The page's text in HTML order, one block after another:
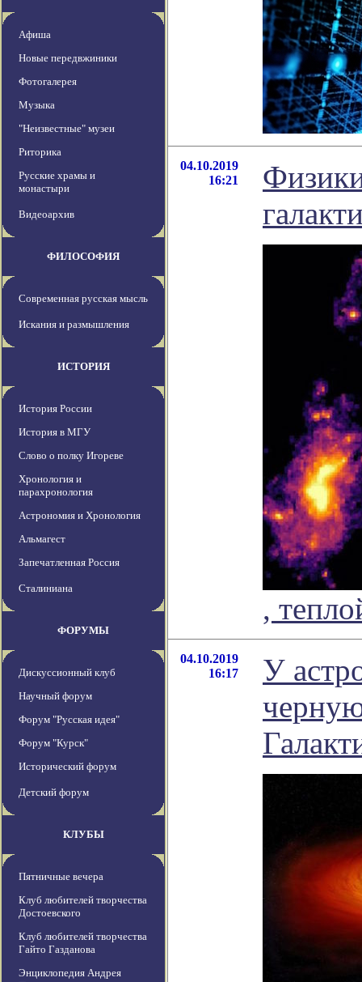
Афиша
Новые передвжиники
Фотогалерея
Музыка
"Неизвестные" музеи
Риторика
Русские храмы и
монастыри
Видеоархив
ФИЛОСОФИЯ
Современная русская мысль
Искания и размышления
ИСТОРИЯ
История России
История в МГУ
Слово о полку Игореве
Хронология и
парахронология
Астрономия и Хронология
Альмагест
Запечатленная Россия
Сталиниана
ФОРУМЫ
Дискуссионный клуб
Научный форум
Форум "Русская идея"
Форум "Курск"
Исторический форум
Детский форум
КЛУБЫ
Пятничные вечера
Клуб любителей творчества
Достоевского
Клуб любителей творчества
Гайто Газданова
Энциклопедия Андрея
04.10.2019
16:21
,
04.10.2019
16:17
У